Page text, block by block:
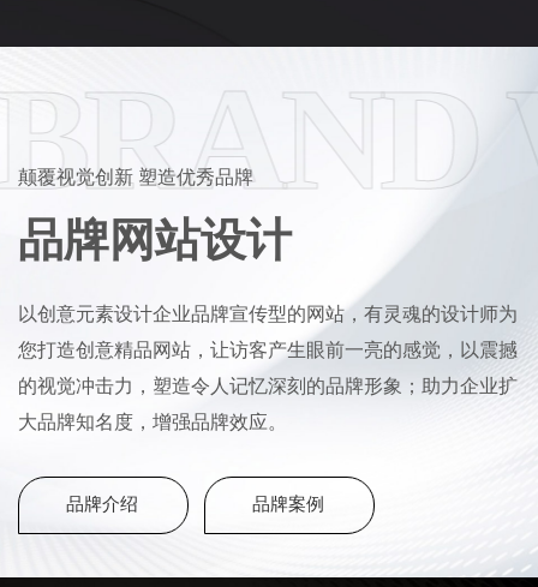
BRAND
颠覆视觉创新 塑造优秀品牌
品牌网站设计
以创意元素设计企业品牌宣传型的网站，有灵魂的设计师为
您打造创意精品网站，让访客产生眼前一亮的感觉，以震撼
的视觉冲击力，塑造令人记忆深刻的品牌形象；助力企业扩
大品牌知名度，增强品牌效应。
品牌介绍 品牌案例